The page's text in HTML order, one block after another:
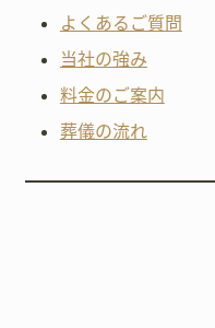
よくあるご質問
当社の強み
料金のご案内
葬儀の流れ